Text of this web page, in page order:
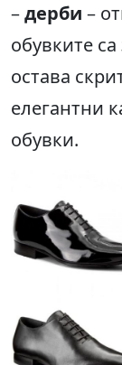
–дерби –
обувките
остава
елегантни
обувки.